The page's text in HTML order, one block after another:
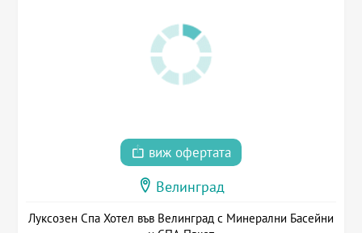
виж офертата
Велинград
Луксозен Спа Хотел във Велинград с Минерални Басейни